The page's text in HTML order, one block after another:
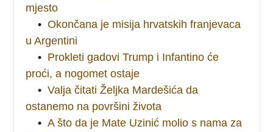
mjesto
• Okončana je misija hrvatskih franjevaca
u Argentini
• Prokleti gadovi Trump i Infantino će
proći, a nogomet ostaje
• Valja čitati Željka Mardešića da
ostanemo na površini života
• A što da je Mate Uzinić molio s nama za